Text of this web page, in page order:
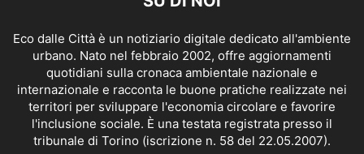
Eco dalle Città è un notiziario digitale dedicato all'ambiente
urbano. Nato nel febbraio 2002, offre aggiornamenti
quotidiani sulla cronaca ambientale nazionale e
internazionale e racconta le buone pratiche realizzate nei
territori per sviluppare l'economia circolare e favorire
l'inclusione sociale. È una testata registrata presso il
tribunale di Torino (iscrizione n. 58 del 22.05.2007).